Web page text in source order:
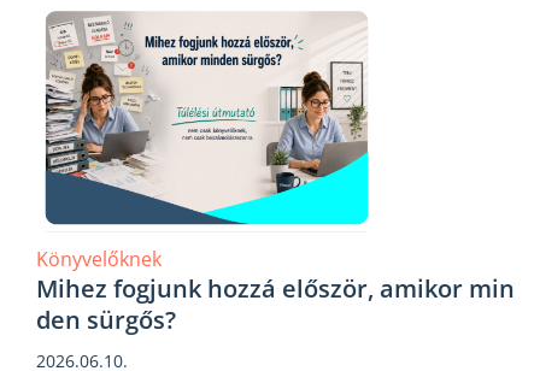
Könyvelőknek
Mihez fogjunk hozzá először, amikor min
den sürgős?
2026.06.10.